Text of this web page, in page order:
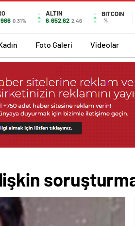
0.31%
ALTIN
6.652,62 2,46
BITCOIN
%
Foto Galeri Videolar